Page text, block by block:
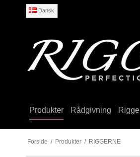
Dansk
Produkter Rådgivning
Forside / Produkter / RIGGERNE